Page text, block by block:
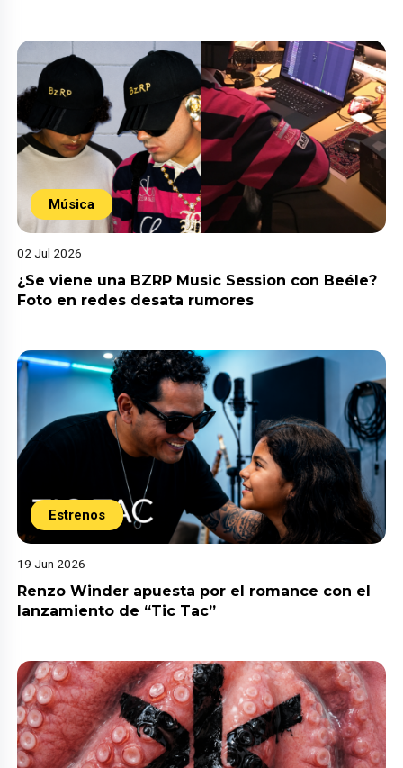
Música
02 Jul 2026
¿Se viene una BZRP Music Session con Beéle?
Foto en redes desata rumores
Estrenos
19 Jun 2026
Renzo Winder apuesta por el romance con el
lanzamiento de “Tic Tac”